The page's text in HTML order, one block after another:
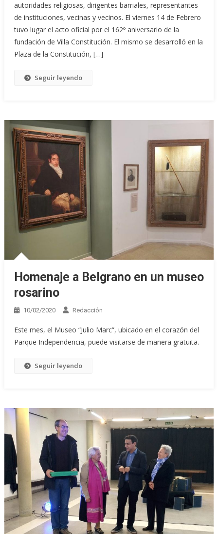
autoridades religiosas, dirigentes barriales, representantes
de instituciones, vecinas y vecinos. El viernes 14 de Febrero
tuvo lugar el acto oficial por el 162º aniversario de la
fundación de Villa Constitución. El mismo se desarrolló en la
Plaza de la Constitución, […]
Seguir leyendo
Homenaje a Belgrano en un museo
rosarino
10/02/2020 Redacción
Este mes, el Museo “Julio Marc”, ubicado en el corazón del
Parque Independencia, puede visitarse de manera gratuita.
Seguir leyendo